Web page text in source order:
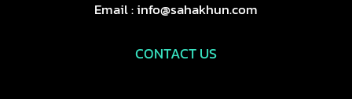
Email : info@sahakhun.com
CONTACT US